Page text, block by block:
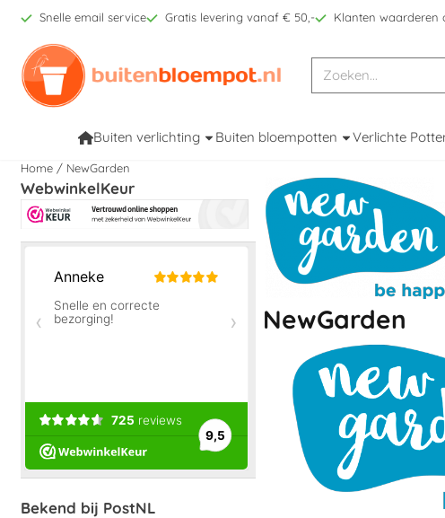
Cookievoorkeuren zijn beschikbaar. Kies instellingen of sta alle cookies
Snelle email service Gratis levering vanaf € 50,- Klanten waarderen
Zoeken
Buiten verlichting Buiten bloempotten Verlichte
Home / NewGarden
WebwinkelKeur
Bekend bij PostNL
NewGarden